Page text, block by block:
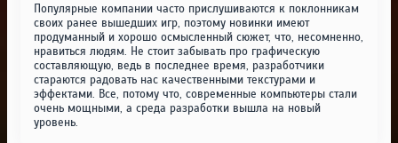
Популярные компании часто прислушиваются к поклонникам
своих ранее вышедших игр, поэтому новинки имеют
продуманный и хорошо осмысленный сюжет, что, несомненно,
нравиться людям. Не стоит забывать про графическую
составляющую, ведь в последнее время, разработчики
стараются радовать нас качественными текстурами и
эффектами. Все, потому что, современные компьютеры стали
очень мощными, а среда разработки вышла на новый
уровень.